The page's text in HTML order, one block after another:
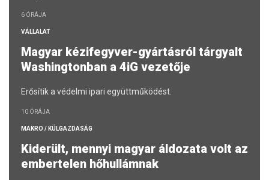
6 ÓRÁJA
VÁLLALAT
Magyar kézifegyver-gyártásról tárgyalt
Washingtonban a 4iG vezetője
Erősítik a védelmi ipari együttműködést.
10 ÓRÁJA
MAKRO / KÜLGAZDASÁG
Kiderült, mennyi magyar áldozata volt az
embertelen hőhullámnak